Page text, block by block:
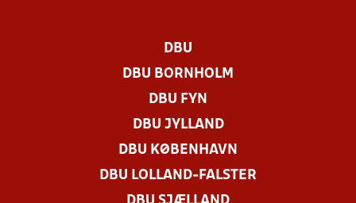
DBU
DBU BORNHOLM
DBU FYN
DBU JYLLAND
DBU KØBENHAVN
DBU LOLLAND-FALSTER